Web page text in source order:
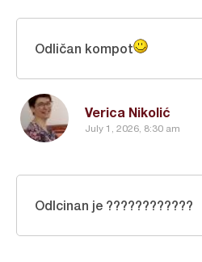
Verica Nikolić
July 1, 2026, 8:30 am
Odličan kompot
Odlcinan je ????????????